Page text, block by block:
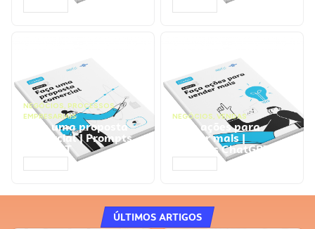
NEGÓCIOS, PROCESSOS
EMPRESARIAIS
Faça uma proposta
comercial | Prompts
ChatGPT
NEGÓCIOS, VENDAS
Faça ações para
vender mais |
Prompts ChatGPT
ÚLTIMOS ARTIGOS